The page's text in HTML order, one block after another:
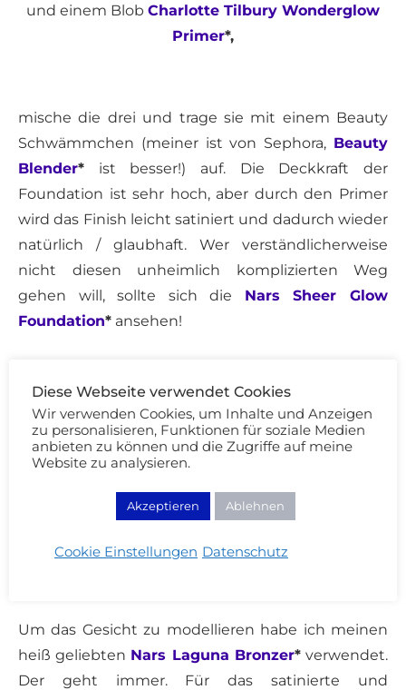
und einem Blob Charlotte Tilbury Wonderglow
Primer*,
mische die drei und trage sie mit einem Beauty
Schwämmchen (meiner ist von Sephora, Beauty
Blender* ist besser!) auf. Die Deckkraft der
Foundation ist sehr hoch, aber durch den Primer
wird das Finish leicht satiniert und dadurch wieder
natürlich / glaubhaft. Wer verständlicherweise
nicht diesen unheimlich komplizierten Weg
gehen will, sollte sich die Nars Sheer Glow
Foundation* ansehen!
Beverly Hills Dip Brow Pomade*nachgezogen.
nach und mit der Brow Pomade und einem Pinsel
Um das Gesicht zu modellieren habe ich meinen
heiß geliebten Nars Laguna Bronzer*verwendet.
Der geht immer. Für das satinierte und
Diese Webseite verwendet Cookies
Wir verwenden Cookies, um Inhalte und Anzeigen
zu personalisieren, Funktionen für soziale Medien
anbieten zu können und die Zugriffe auf meine
Website zu analysieren.
Akzeptieren Ablehnen
Cookie Einstellungen Datenschutz